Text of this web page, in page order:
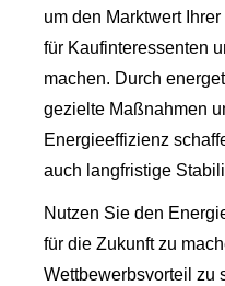
um den Marktwert
für Kaufinteressenten
machen. Durch
gezielte Maßnahmen
Energieeffizienz
auch langfristige
Nutzen Sie den
für die Zukunft zu
Wettbewerbsvorteil zu